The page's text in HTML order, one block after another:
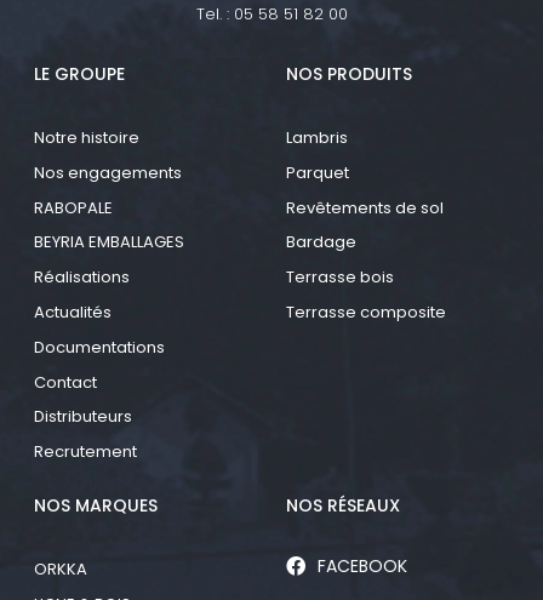
Tel. : 05 58 51 82 00
LE GROUPE
Notre histoire
Nos engagements
RABOPALE
BEYRIA EMBALLAGES
Réalisations
Actualités
Documentations
Contact
Distributeurs
Recrutement
NOS PRODUITS
Lambris
Parquet
Revêtements de sol
Bardage
Terrasse bois
Terrasse composite
NOS MARQUES
ORKKA
NOS RÉSEAUX
FACEBOOK